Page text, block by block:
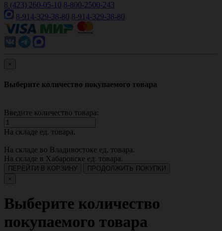
8 (423) 260-05-10 8-800-2500-243
8-914-329-38-80 8-914-329-38-80
×
Выберите количество покупаемого товара
Введите количество товара:
На складе ед. товара.
На складе во Владивостоке ед. товара.
На складе в Хабаровске ед. товара.
ПЕРЕЙТИ В КОРЗИНУ
ПРОДОЛЖИТЬ ПОКУПКИ
×
Выберите количество
покупаемого товара